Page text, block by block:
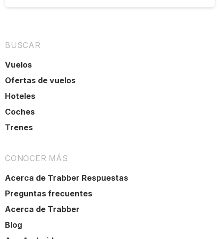
BUSCAR
Vuelos
Ofertas de vuelos
Hoteles
Coches
Trenes
CONOCER MÁS
Acerca de Trabber Respuestas
Preguntas frecuentes
Acerca de Trabber
Blog